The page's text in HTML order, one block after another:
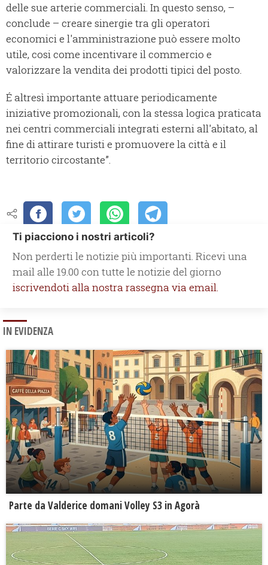
delle sue arterie commerciali. In questo senso, –
conclude – creare sinergie tra gli operatori
economici e l'amministrazione può essere molto
utile, cosi come incentivare il commercio e
valorizzare la vendita dei prodotti tipici del posto.
É altresì importante attuare periodicamente
iniziative promozionali, con la stessa logica praticata
nei centri commerciali integrati esterni all'abitato, al
fine di attirare turisti e promuovere la città e il
territorio circostante”.
Ti piacciono i nostri articoli?
Non perderti le notizie più importanti. Ricevi una
mail alle 19.00 con tutte le notizie del giorno
iscrivendoti alla nostra rassegna via email.
IN EVIDENZA
Parte da Valderice domani Volley S3 in Agorà